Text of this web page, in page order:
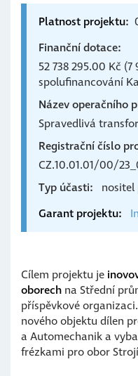
Platnost projektu
Finanční dotace
52 738 295.00 Kč (7
spolufinancování
Název operačního
Spravedlivá
Registrační číslo
CZ.10.01.01/00/
Typ účasti
nositel
Garant projektu
Cílem projektu je
oborech na Střední
příspěvkové
nového objektu dílen
a Automechanik a
frézkami pro obor